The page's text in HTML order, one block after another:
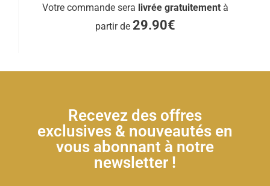
Votre commande sera livrée gratuitement à
partir de 29.90€
Recevez des offres
exclusives & nouveautés en
vous abonnant à notre
newsletter !